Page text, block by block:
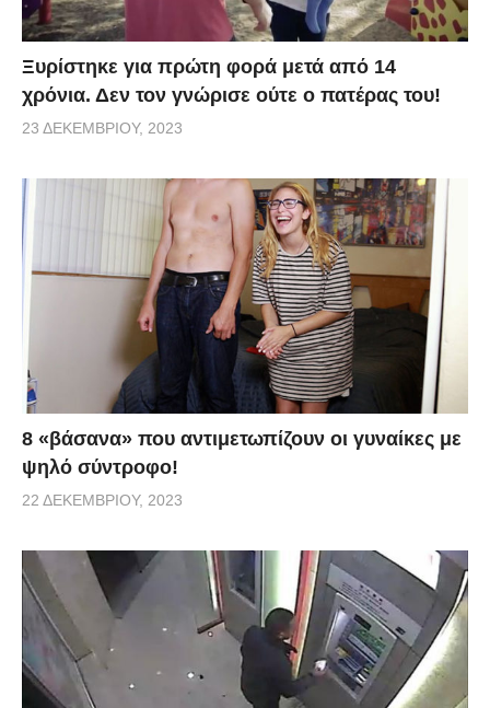
Ξυρίστηκε για πρώτη φορά μετά από 14
χρόνια. Δεν τον γνώρισε ούτε ο πατέρας του!
23 ΔΕΚΕΜΒΡΊΟΥ, 2023
8 «βάσανα» που αντιμετωπίζουν οι γυναίκες με
ψηλό σύντροφο!
22 ΔΕΚΕΜΒΡΊΟΥ, 2023